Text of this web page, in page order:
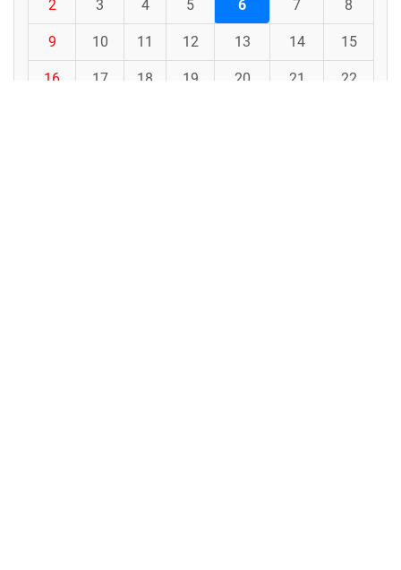
2 3 4 5 6 7 8
9 10 11 12 13 14 15
16 17 18 19 20 21 22